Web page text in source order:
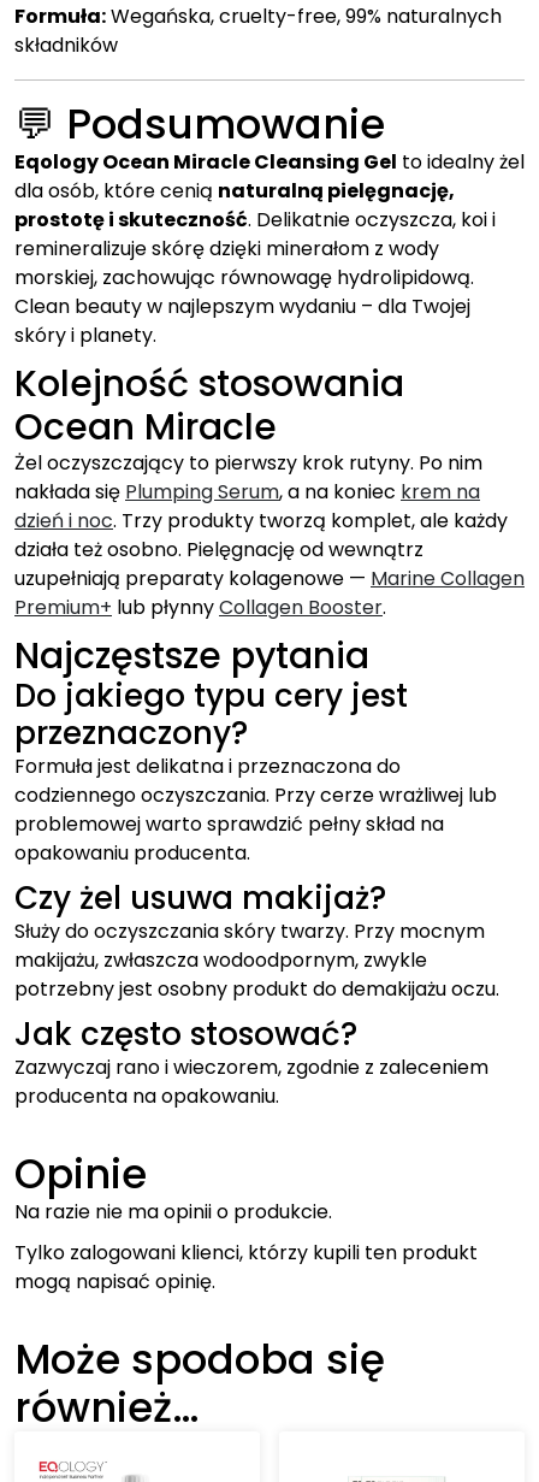
Formuła:Wegańska, cruelty-free, 99% naturalnych
składników
💬 Podsumowanie
Eqology Ocean Miracle Cleansing Gel to idealny żel
dla osób, które cenią naturalną pielęgnację,
prostotę i skuteczność. Delikatnie oczyszcza, koi i
remineralizuje skórę dzięki minerałom z wody
morskiej, zachowując równowagę hydrolipidową.
Clean beauty w najlepszym wydaniu – dla Twojej
skóry i planety.
Kolejność stosowania
Ocean Miracle
Żel oczyszczający to pierwszy krok rutyny. Po nim
nakłada się Plumping Serum, a na koniec krem na
dzień i noc. Trzy produkty tworzą komplet, ale każdy
działa też osobno. Pielęgnację od wewnątrz
uzupełniają preparaty kolagenowe — Marine Collagen
Premium+ lub płynnyCollagen Booster.
Najczęstsze pytania
Do jakiego typu cery jest
przeznaczony?
Formuła jest delikatna i przeznaczona do
codziennego oczyszczania. Przy cerze wrażliwej lub
problemowej warto sprawdzić pełny skład na
opakowaniu producenta.
Czy żel usuwa makijaż?
Służy do oczyszczania skóry twarzy. Przy mocnym
makijażu, zwłaszcza wodoodpornym, zwykle
potrzebny jest osobny produkt do demakijażu oczu.
Jak często stosować?
Zazwyczaj rano i wieczorem, zgodnie z zaleceniem
producenta na opakowaniu.
Opinie
Na razie nie ma opinii o produkcie.
Tylko zalogowani klienci, którzy kupili ten produkt
mogą napisać opinię.
Może spodoba się
również…